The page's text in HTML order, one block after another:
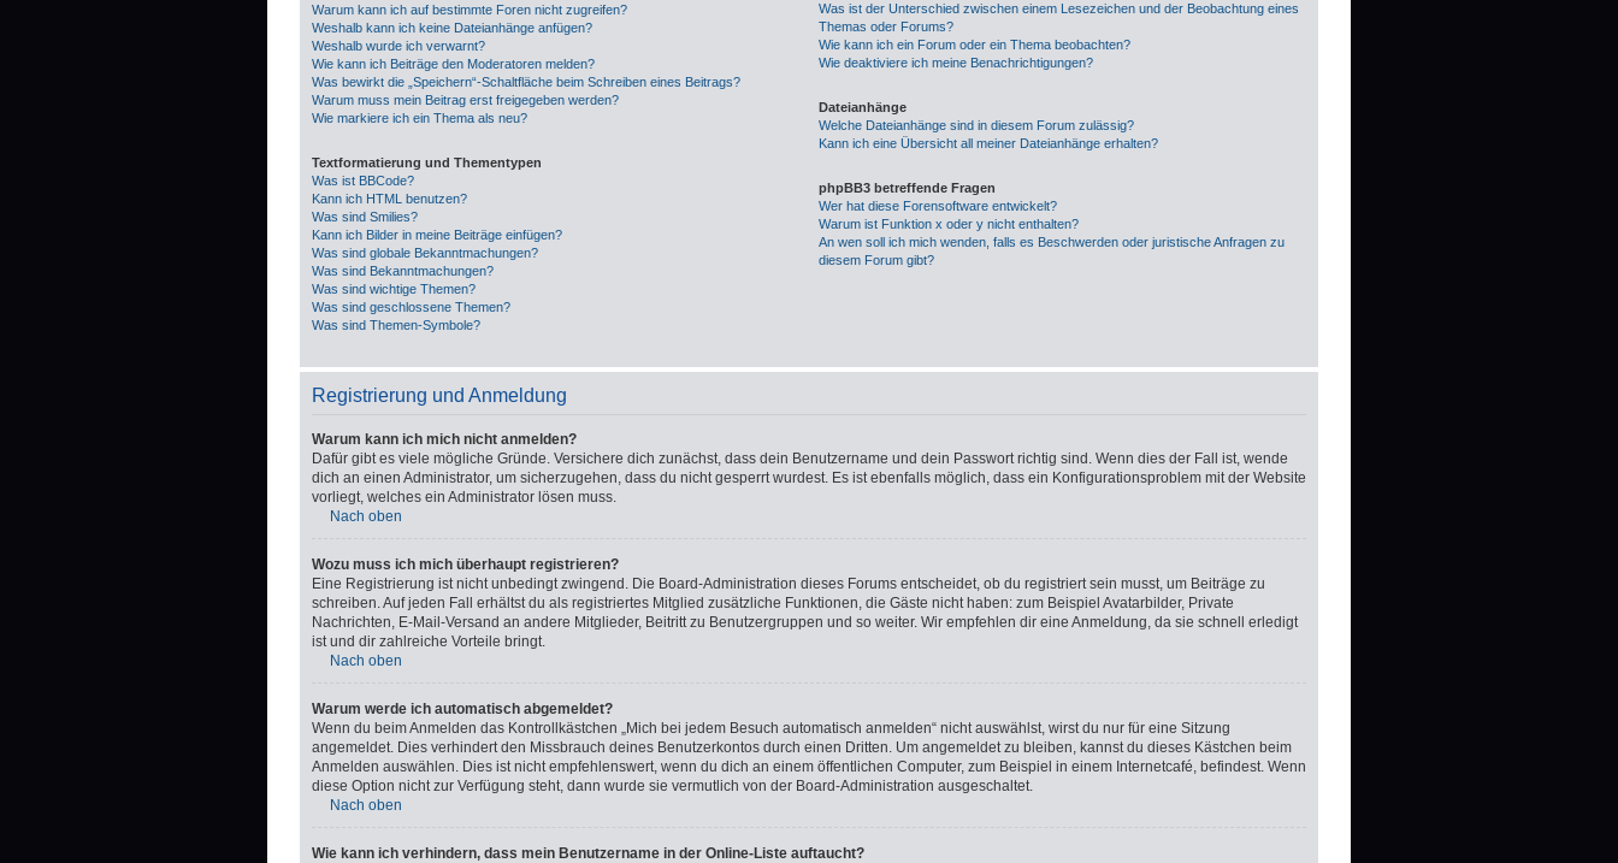
Warum kann ich auf bestimmte Foren nicht zugreifen?
Weshalb kann ich keine Dateianhänge anfügen?
Weshalb wurde ich verwarnt?
Wie kann ich Beiträge den Moderatoren melden?
Was bewirkt die „Speichern“-Schaltfläche beim Schreiben eines Beitrags?
Warum muss mein Beitrag erst freigegeben werden?
Wie markiere ich ein Thema als neu?
Textformatierung und Thementypen
Was ist BBCode?
Kann ich HTML benutzen?
Was sind Smilies?
Kann ich Bilder in meine Beiträge einfügen?
Was sind globale Bekanntmachungen?
Was sind Bekanntmachungen?
Was sind wichtige Themen?
Was sind geschlossene Themen?
Was sind Themen-Symbole?
Was ist der Unterschied zwischen einem Lesezeichen und der Beobachtung eines
Themas oder Forums?
Wie kann ich ein Forum oder ein Thema beobachten?
Wie deaktiviere ich meine Benachrichtigungen?
Dateianhänge
Welche Dateianhänge sind in diesem Forum zulässig?
Kann ich eine Übersicht all meiner Dateianhänge erhalten?
phpBB3 betreffende Fragen
Wer hat diese Forensoftware entwickelt?
Warum ist Funktion x oder y nicht enthalten?
An wen soll ich mich wenden, falls es Beschwerden oder juristische Anfragen zu
diesem Forum gibt?
Registrierung und Anmeldung
Warum kann ich mich nicht anmelden?
Dafür gibt es viele mögliche Gründe. Versichere dich zunächst, dass dein Benutzername und dein Passwort richtig sind. Wenn dies der Fall ist, wende
dich an einen Administrator, um sicherzugehen, dass du nicht gesperrt wurdest. Es ist ebenfalls möglich, dass ein Konfigurationsproblem mit der Website
vorliegt, welches ein Administrator lösen muss.
Nach oben
Wozu muss ich mich überhaupt registrieren?
Eine Registrierung ist nicht unbedingt zwingend. Die Board-Administration dieses Forums entscheidet, ob du registriert sein musst, um Beiträge zu
schreiben. Auf jeden Fall erhältst du als registriertes Mitglied zusätzliche Funktionen, die Gäste nicht haben: zum Beispiel Avatarbilder, Private
Nachrichten, E-Mail-Versand an andere Mitglieder, Beitritt zu Benutzergruppen und so weiter. Wir empfehlen dir eine Anmeldung, da sie schnell erledigt
ist und dir zahlreiche Vorteile bringt.
Nach oben
Warum werde ich automatisch abgemeldet?
Wenn du beim Anmelden das Kontrollkästchen „Mich bei jedem Besuch automatisch anmelden“ nicht auswählst, wirst du nur für eine Sitzung
angemeldet. Dies verhindert den Missbrauch deines Benutzerkontos durch einen Dritten. Um angemeldet zu bleiben, kannst du dieses Kästchen beim
Anmelden auswählen. Dies ist nicht empfehlenswert, wenn du dich an einem öffentlichen Computer, zum Beispiel in einem Internetcafé, befindest. Wenn
diese Option nicht zur Verfügung steht, dann wurde sie vermutlich von der Board-Administration ausgeschaltet.
Nach oben
Wie kann ich verhindern, dass mein Benutzername in der Online-Liste auftaucht?